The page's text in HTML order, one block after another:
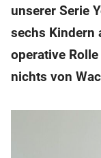
unserer Serie
sechs Kindern
operative
nichts von